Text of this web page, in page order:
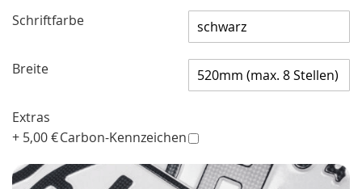
Schriftfarbe
Breite
Extras
+ 5,00 €Carbon-Kennzeichen